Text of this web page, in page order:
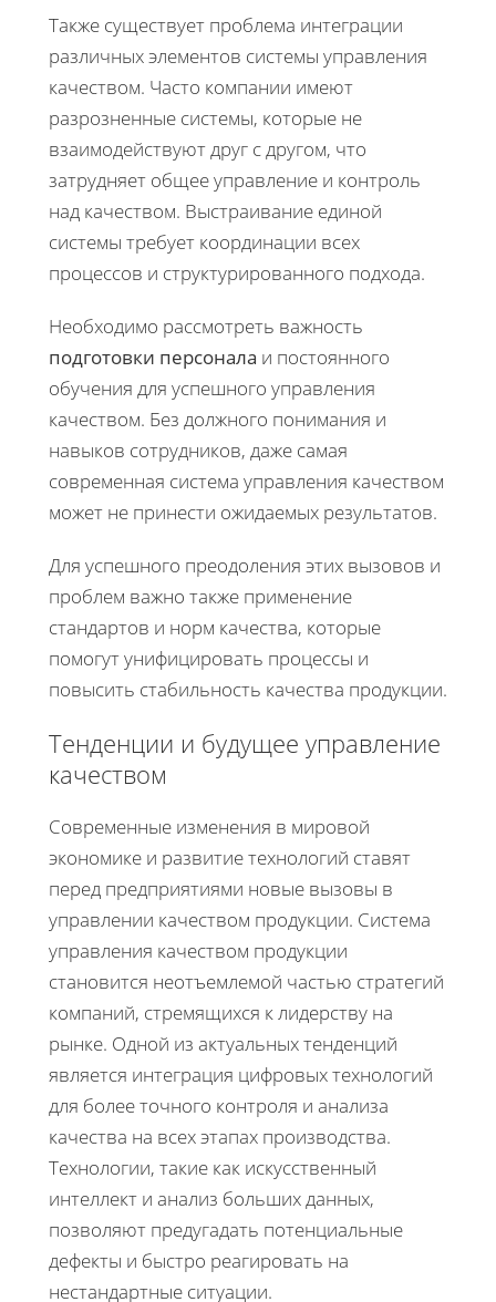
Также существует проблема интеграции
различных элементов системы управления
качеством. Часто компании имеют
разрозненные системы, которые не
взаимодействуют друг с другом, что
затрудняет общее управление и контроль
над качеством. Выстраивание единой
системы требует координации всех
процессов и структурированного подхода.
Необходимо рассмотреть важность
подготовки персонала и постоянного
обучения для успешного управления
качеством. Без должного понимания и
навыков сотрудников, даже самая
современная система управления качеством
может не принести ожидаемых результатов.
Для успешного преодоления этих вызовов и
проблем важно также применение
стандартов и норм качества, которые
помогут унифицировать процессы и
повысить стабильность качества продукции.
Тенденции и будущее управление
качеством
Современные изменения в мировой
экономике и развитие технологий ставят
перед предприятиями новые вызовы в
управлении качеством продукции. Система
управления качеством продукции
становится неотъемлемой частью стратегий
компаний, стремящихся к лидерству на
рынке. Одной из актуальных тенденций
является интеграция цифровых технологий
для более точного контроля и анализа
качества на всех этапах производства.
Технологии, такие как искусственный
интеллект и анализ больших данных,
позволяют предугадать потенциальные
дефекты и быстро реагировать на
нестандартные ситуации.